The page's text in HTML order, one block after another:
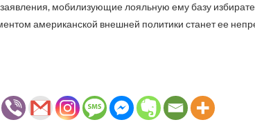
заявления, мобилизующие лояльную ему базу
американской внешней политики станет ее